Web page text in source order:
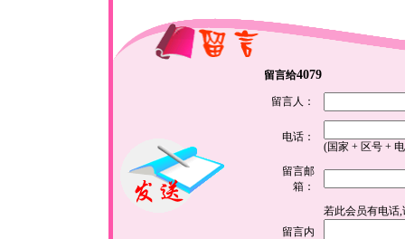
留言给4079
留言人：
电话：
(国家 + 区号 +
留言邮
箱：
留言内
若此会员有电话